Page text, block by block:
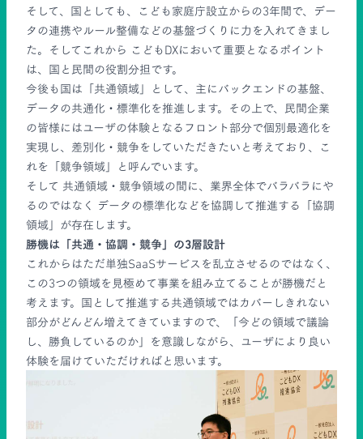
そして、国としても、こども家庭庁設立からの3年間で、デー
タの連携やルール整備などの基盤づくりに力を入れてきまし
た。そしてこれから こどもDXにおいて重要となるポイント
は、国と民間の役割分担です。
今後も国は「共通領域」として、主にバックエンドの基盤、
データの共通化・標準化を推進します。その上で、民間企業
の皆様にはユーザの体験となるフロント部分で個別最適化を
実現し、差別化・競争をしていただきたいと考えており、こ
れを「競争領域」と呼んでいます。
そして 共通領域・競争領域の間に、業界全体でバラバラにや
るのではなく データの標準化などを協調して推進する「協調
領域」が存在します。
勝機は「共通・協調・競争」の3層設計
これからはただ単独SaaSサービスを乱立させるのではなく、
この3つの領域を見極めて事業を組み立てることが勝機だと
考えます。国として推進する共通領域ではカバーしきれない
部分がどんどん増えてきていますので、「今どの領域で議論
し、勝負しているのか」を意識しながら、ユーザにより良い
体験を届けていただければと思います。